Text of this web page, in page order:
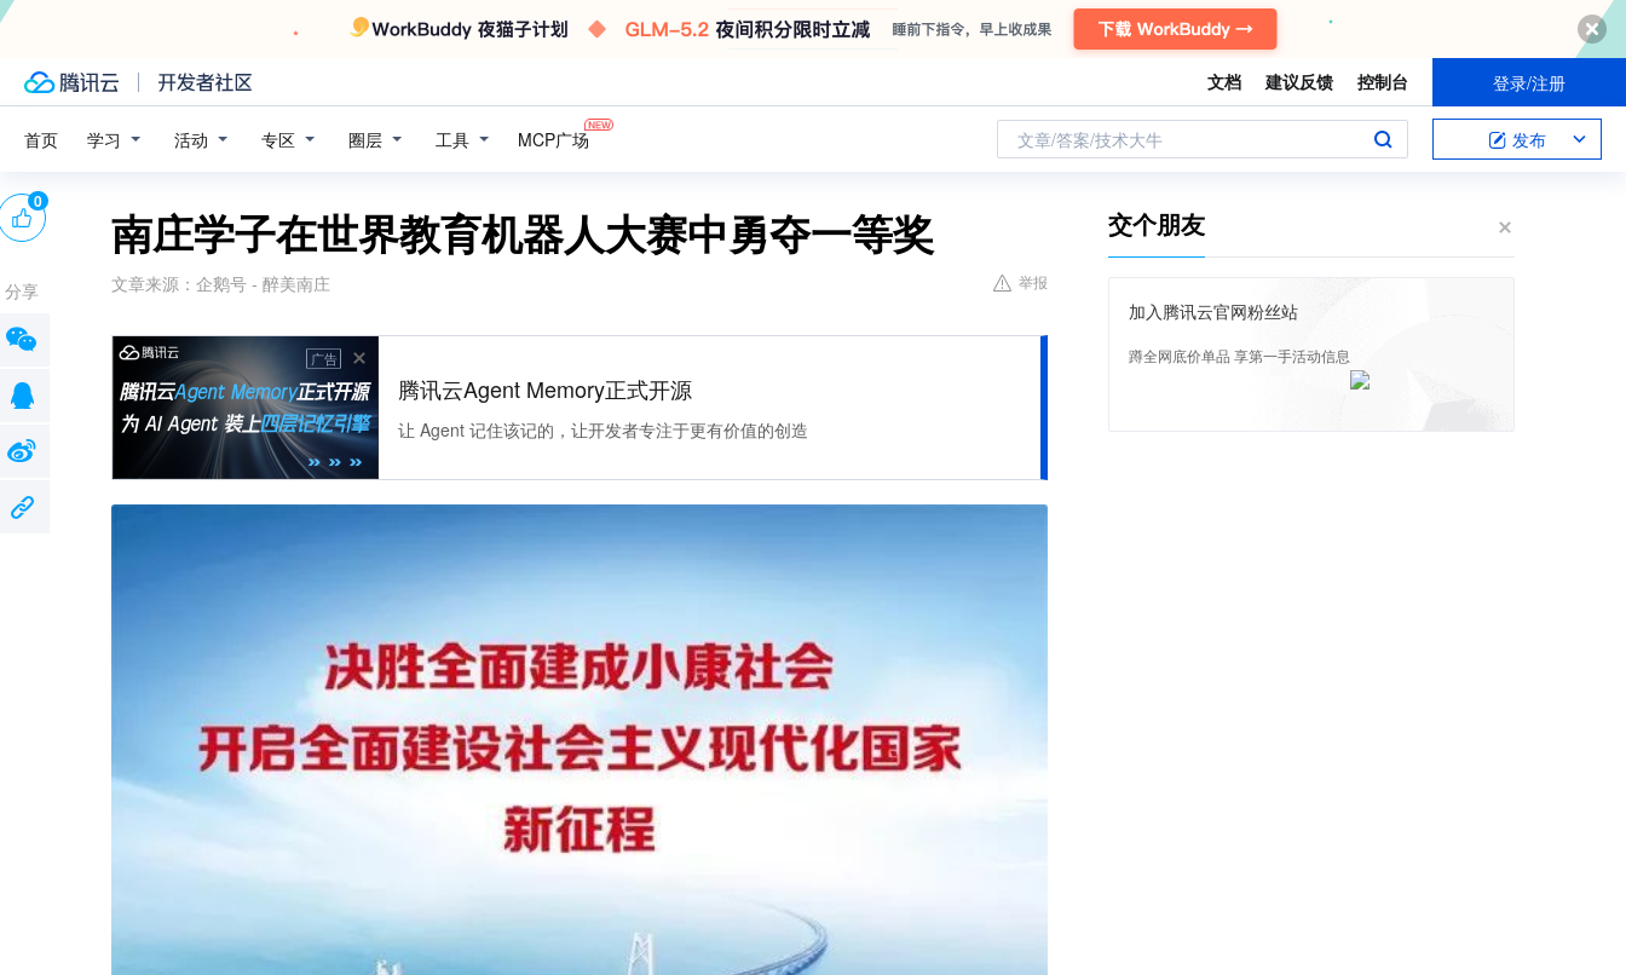
文档 建议反馈 控制台 登录/注册
首页 学习 活动 专区 圈层 工具 MCP广场 文章/答案/技术大牛 发布
南庄学子在世界教育机器人大赛中勇夺一等奖
文章来源： 企鹅号 - 醉美南庄 举报
广告
腾讯云Agent Memory正式开源
让 Agent 记住该记的，让开发者专注于更有价值的创造
0
分享
交个朋友
加入腾讯云官网粉丝站
蹲全网底价单品 享第一手活动信息